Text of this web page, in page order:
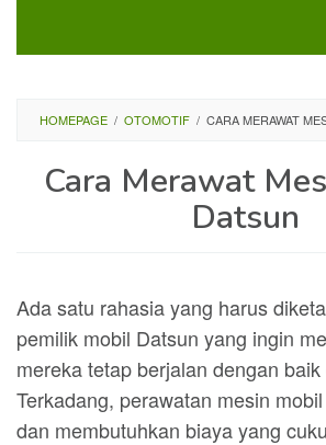
HOMEPAGE / OTOMOTIF / CARA MERAWAT
Cara Merawat
Datsun
Ada satu rahasia yang harus
pemilik mobil Datsun yang ingin
mereka tetap berjalan dengan
Terkadang, perawatan mesin
dan membutuhkan biaya yang